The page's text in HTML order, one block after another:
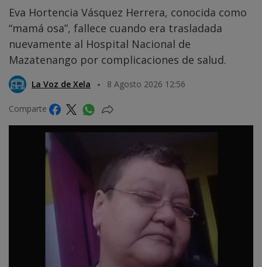
Eva Hortencia Vásquez Herrera, conocida como
“mamá osa”, fallece cuando era trasladada
nuevamente al Hospital Nacional de
Mazatenango por complicaciones de salud.
La Voz de Xela 8 Agosto 2026 12:56
Comparte